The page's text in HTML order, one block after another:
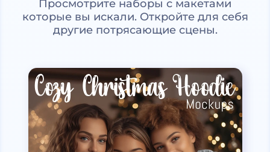
Просмотрите наборы с макетами
которые вы искали. Откройте для себя
другие потрясающие сцены.